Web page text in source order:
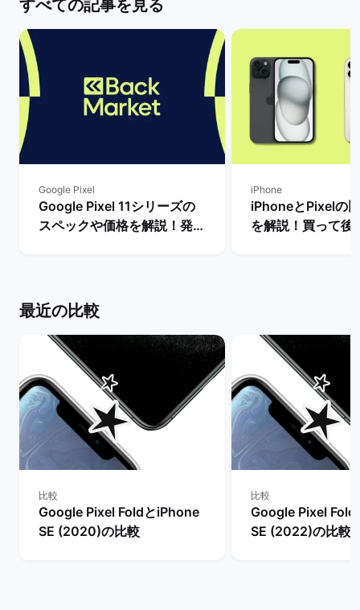
すべての記事を見る
Google Pixel
Google Pixel 11シリーズの
スペックや価格を解説！発売
iPhone
iPhoneとPixelの
を解説！買って後
最近の比較
比較
Google Pixel FoldとiPhone
SE (2020)の比較
比較
Google Pixel
SE (2022)の比較